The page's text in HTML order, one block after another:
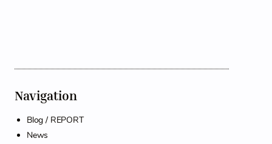
Navigation
Blog / REPORT
News